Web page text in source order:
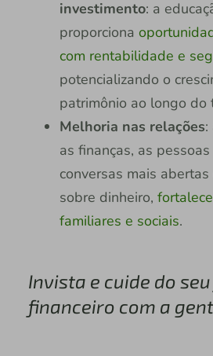
investimento: a
proporciona
com rentabilidade e
potencializando o
patrimônio ao longo do
Melhoria nas relações:
as finanças, as
conversas mais
sobre dinheiro,
familiares e sociais.
Invista e cuide do
financeiro com a